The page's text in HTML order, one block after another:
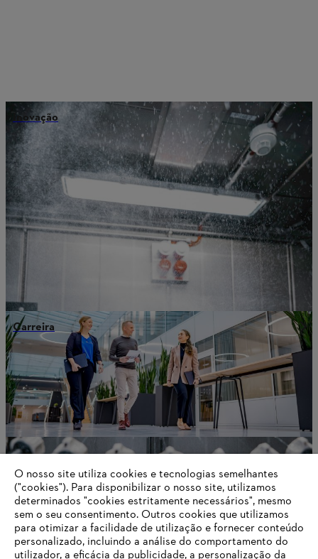
Inovação
Carreira
Rede de fabricação
O nosso site utiliza cookies e tecnologias semelhantes
("cookies"). Para disponibilizar o nosso site, utilizamos
determinados "cookies estritamente necessários", mesmo
sem o seu consentimento. Outros cookies que utilizamos
para otimizar a facilidade de utilização e fornecer conteúdo
personalizado, incluindo a análise do comportamento do
utilizador, a eficácia da publicidade, a personalização da